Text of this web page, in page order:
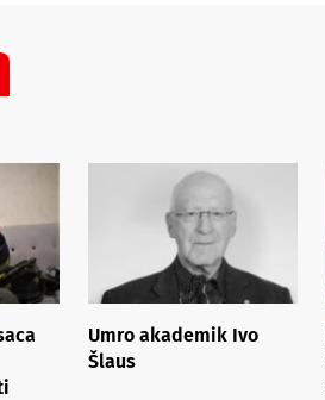
Umro akademik Ivo
Šlaus